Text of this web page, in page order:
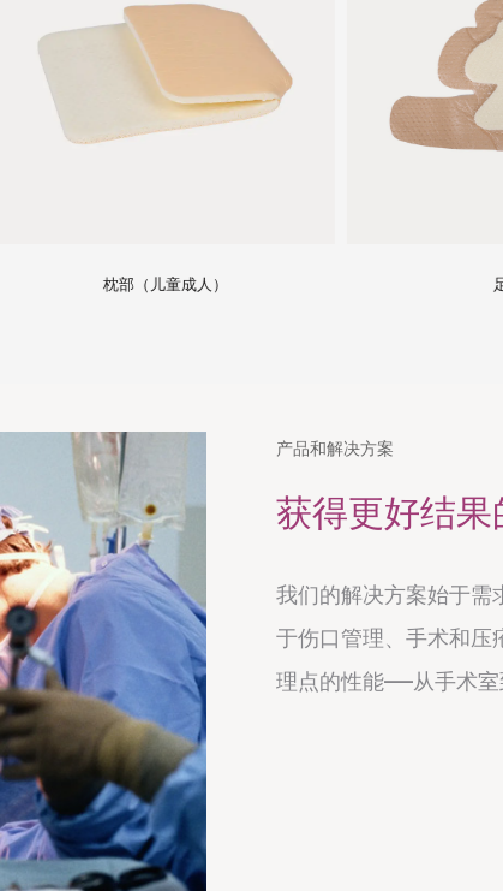
枕部（儿童成人）
产品和解决方案
获得更好结
我们的解决方案始于需
于伤口管理、手术和压
理点的性能——从手术